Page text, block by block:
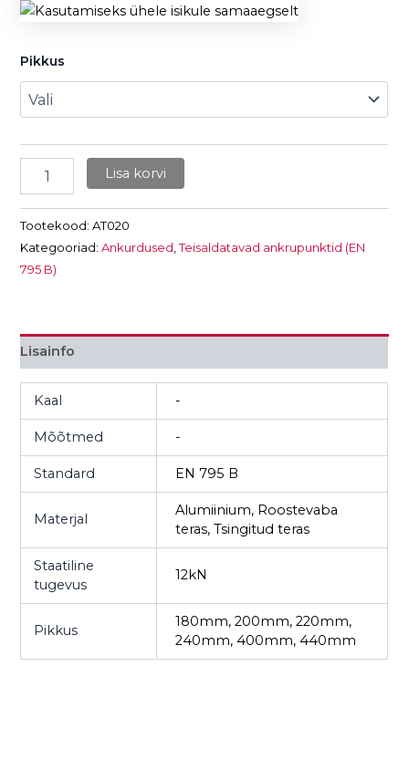
Pikkus
Lisa korvi
Tootekood:AT020
Kategooriad:Ankurdused,Teisaldatavad ankrupunktid (EN
795 B)
Lisainfo
Kaal -
Mõõtmed -
Standard EN 795 B
Materjal
Alumiinium, Roostevaba
teras, Tsingitud teras
Staatiline
tugevus
12kN
Pikkus
180mm, 200mm, 220mm,
240mm, 400mm, 440mm